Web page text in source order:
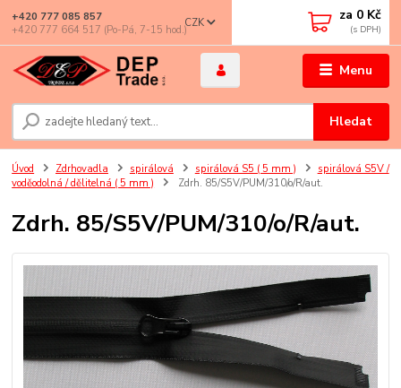
Menu
CZK
Hledat
+420 777 085 857
+420 777 664 517 (Po-Pá, 7-15 hod.)
za 0 Kč
Úvod Zdrhovadla spirálová spirálová S5 ( 5 mm )
spirálová S5V /
voděodolná / dělitelná ( 5 mm )
Zdrh. 85/S5V/PUM/310/o/R/aut.
Zdrh. 85/S5V/PUM/310/o/R/aut.